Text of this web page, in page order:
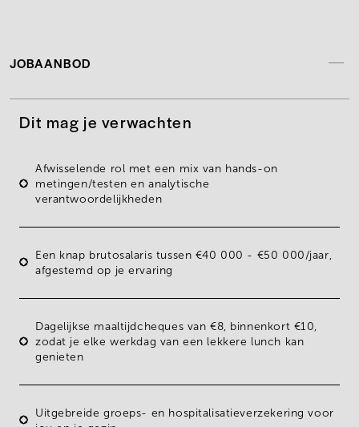
JOBAANBOD
Dit mag je verwachten
Afwisselende rol met een mix van hands-on
metingen/testen en analytische
verantwoordelijkheden
Een knap brutosalaris tussen €40 000 - €50 000/jaar
afgestemd op je ervaring
Dagelijkse maaltijdcheques van €8, binnenkort €10,
zodat je elke werkdag van een lekkere lunch kan
genieten
Uitgebreide groeps- en hospitalisatieverzekering voor